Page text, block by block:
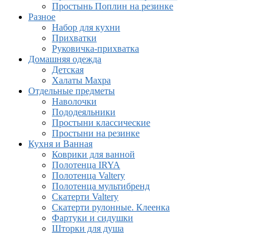
Простынь Поплин на резинке
Разное
Набор для кухни
Прихватки
Руковичка-прихватка
Домашняя одежда
Детская
Халаты Махра
Отдельные предметы
Наволочки
Пододеяльники
Простыни классические
Простыни на резинке
Кухня и Ванная
Коврики для ванной
Полотенца IRYA
Полотенца Valtery
Полотенца мультибренд
Скатерти Valtery
Скатерти рулонные. Клеенка
Фартуки и сидушки
Шторки для душа